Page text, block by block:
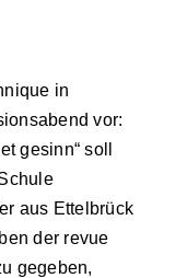
in
vor:
gesinn“ soll
aus Ettelbrück
der revue
gegeben,